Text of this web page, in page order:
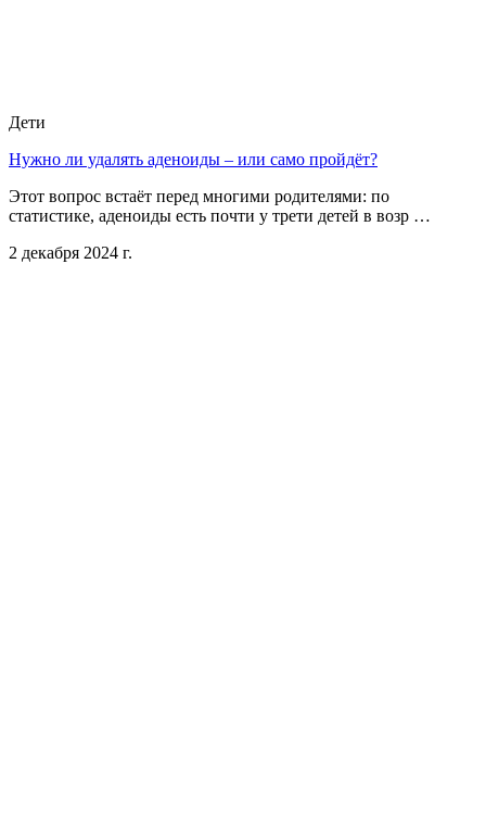
Дети
Нужно ли удалять аденоиды – или само пройдёт?
Этот вопрос встаёт перед многими родителями: по
статистике, аденоиды есть почти у трети детей в возр …
2 декабря 2024 г.